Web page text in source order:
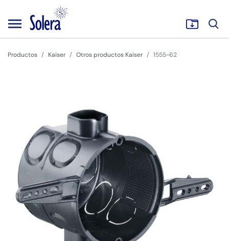
Productos Kaiser Otros productos Kaiser 1555-62